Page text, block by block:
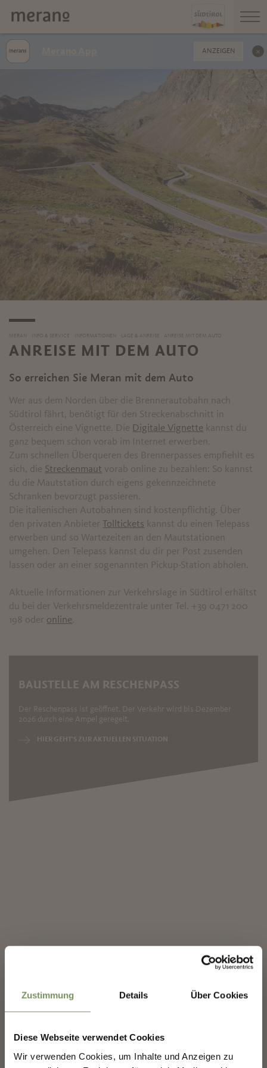
Zustimmung Details Über Cookies
Diese Webseite verwendet Cookies
Wir verwenden Cookies, um Inhalte und Anzeigen zu
MERAN INFO & SERVICE INFORMATIONEN LAGE & ANREISE ANREISE MIT DEM AUTO
ANREISE MIT DEM AUTO
So erreichen Sie Meran mit dem Auto
Wer aus dem Norden über die Brennerautobahn nach
Südtirol fährt, benötigt für den Streckenabschnitt in
Österreich eine Vignette. Die Digitale Vignette kannst du
ganz bequem schon vorab im Internet erwerben.
Zum schnellen Überqueren des Brennerpasses empfiehlt es
sich, die Streckenmaut vorab online zu bezahlen: So kannst
du die Mautstation durch eigens gekennzeichnete
Schranken bevorzugt passieren.
Die italienischen Autobahnen sind kostenpflichtig. Über
den privaten AnbieterTolltickets kannst du einen Telepass
erwerben und so Wartezeiten an den Mautstationen
umgehen. Den Telepass kannst du dir per Post zusenden
lassen oder an einer sogenannten Pickup-Station abholen.
Aktuelle Informationen zur Verkehrslage in Südtirol erhältst
du bei der Verkehrsmeldezentrale unter Tel. +39 0471 200
198 oder online
BAUSTELLE AM RESCHENPASS
Der Reschenpass ist geöffnet. Der Verkehr wird bis Dezember
2026 durch eine Ampel geregelt.
HIER GEHT'S ZUR AKTUELLEN SITUATION
ANZEIGEN
✖
MERANS ZUKUNFT